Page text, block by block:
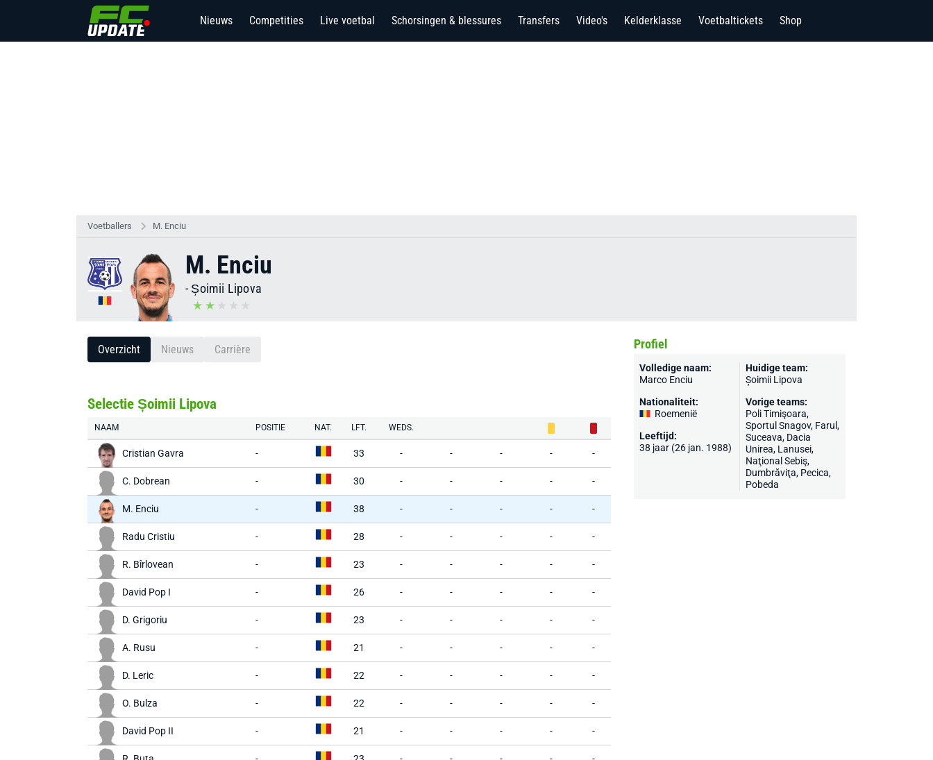
Nieuws Competities Live voetbal Schorsingen & blessures Transfers Video's Kelderklasse Voetbaltickets Shop
Voetballers M. Enciu
M. Enciu
- Șoimii Lipova
Overzicht Nieuws Carrière
Selectie Șoimii Lipova
NAAM POSITIE NAT. LFT. WEDS.
Cristian Gavra - 33 - - - - -
C. Dobrean - 30 - - - - -
M. Enciu - 38 - - - - -
Radu Cristiu - 28 - - - - -
R. Bîrlovean - 23 - - - - -
David Pop I - 26 - - - - -
D. Grigoriu - 23 - - - - -
A. Rusu - 21 - - - - -
D. Leric - 22 - - - - -
O. Bulza - 22 - - - - -
David Pop II - 21 - - - - -
Profiel
Volledige naam:
Marco Enciu
Nationaliteit:
Roemenië
Leeftijd:
38 jaar (26 jan. 1988)
Huidige team:
Șoimii Lipova
Vorige teams:
Poli Timişoara,
Sportul Snagov, Farul,
Suceava, Dacia
Unirea, Lanusei,
Naţional Sebiş,
Dumbrăviţa, Pecica,
Pobeda